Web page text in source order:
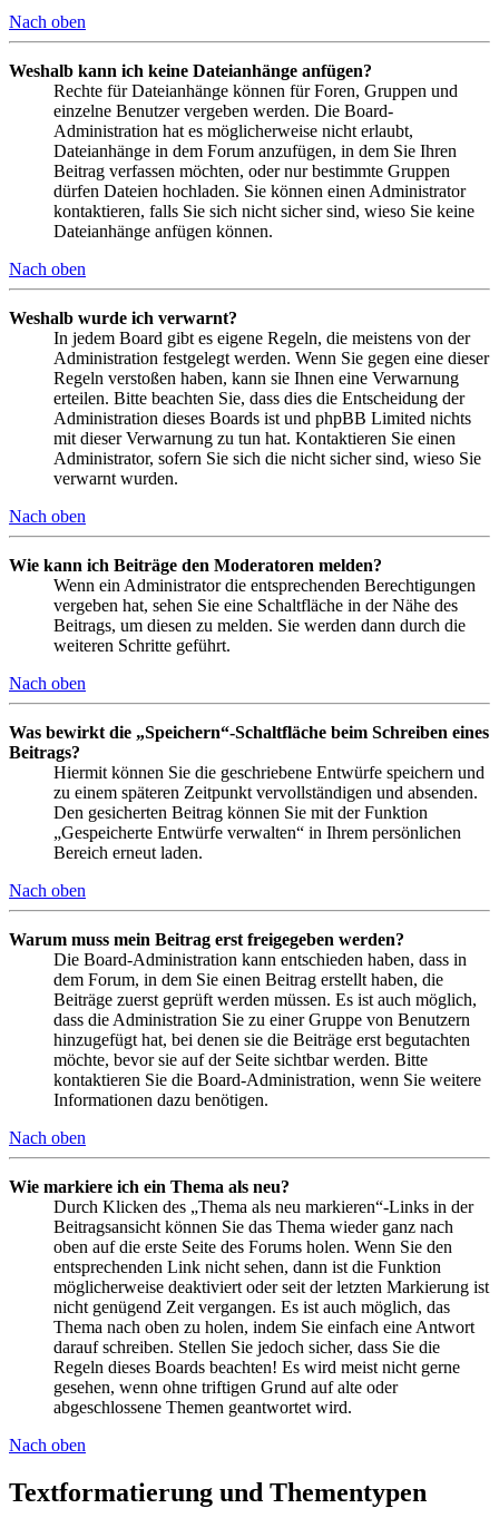
Nach oben
Weshalb kann ich keine Dateianhänge anfügen?
Rechte für Dateianhänge können für Foren, Gruppen und
einzelne Benutzer vergeben werden. Die Board-
Administration hat es möglicherweise nicht erlaubt,
Dateianhänge in dem Forum anzufügen, in dem Sie Ihren
Beitrag verfassen möchten, oder nur bestimmte Gruppen
dürfen Dateien hochladen. Sie können einen Administrator
kontaktieren, falls Sie sich nicht sicher sind, wieso Sie keine
Dateianhänge anfügen können.
Nach oben
Weshalb wurde ich verwarnt?
In jedem Board gibt es eigene Regeln, die meistens von der
Administration festgelegt werden. Wenn Sie gegen eine dieser
Regeln verstoßen haben, kann sie Ihnen eine Verwarnung
erteilen. Bitte beachten Sie, dass dies die Entscheidung der
Administration dieses Boards ist und phpBB Limited nichts
mit dieser Verwarnung zu tun hat. Kontaktieren Sie einen
Administrator, sofern Sie sich die nicht sicher sind, wieso Sie
verwarnt wurden.
Nach oben
Wie kann ich Beiträge den Moderatoren melden?
Wenn ein Administrator die entsprechenden Berechtigungen
vergeben hat, sehen Sie eine Schaltfläche in der Nähe des
Beitrags, um diesen zu melden. Sie werden dann durch die
weiteren Schritte geführt.
Nach oben
Was bewirkt die „Speichern“-Schaltfläche beim Schreiben eines
Beitrags?
Hiermit können Sie die geschriebene Entwürfe speichern und
zu einem späteren Zeitpunkt vervollständigen und absenden.
Den gesicherten Beitrag können Sie mit der Funktion
„Gespeicherte Entwürfe verwalten“ in Ihrem persönlichen
Bereich erneut laden.
Nach oben
Warum muss mein Beitrag erst freigegeben werden?
Die Board-Administration kann entschieden haben, dass in
dem Forum, in dem Sie einen Beitrag erstellt haben, die
Beiträge zuerst geprüft werden müssen. Es ist auch möglich,
dass die Administration Sie zu einer Gruppe von Benutzern
hinzugefügt hat, bei denen sie die Beiträge erst begutachten
möchte, bevor sie auf der Seite sichtbar werden. Bitte
kontaktieren Sie die Board-Administration, wenn Sie weitere
Informationen dazu benötigen.
Nach oben
Wie markiere ich ein Thema als neu?
Durch Klicken des „Thema als neu markieren“-Links in der
Beitragsansicht können Sie das Thema wieder ganz nach
oben auf die erste Seite des Forums holen. Wenn Sie den
entsprechenden Link nicht sehen, dann ist die Funktion
möglicherweise deaktiviert oder seit der letzten Markierung ist
nicht genügend Zeit vergangen. Es ist auch möglich, das
Thema nach oben zu holen, indem Sie einfach eine Antwort
darauf schreiben. Stellen Sie jedoch sicher, dass Sie die
Regeln dieses Boards beachten! Es wird meist nicht gerne
gesehen, wenn ohne triftigen Grund auf alte oder
abgeschlossene Themen geantwortet wird.
Nach oben
Textformatierung und Thementypen